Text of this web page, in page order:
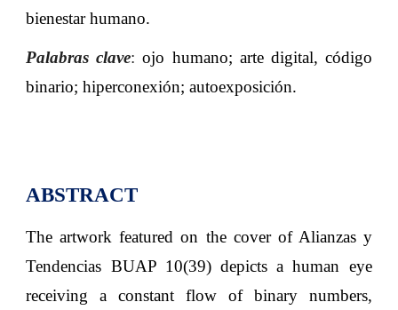
bienestar humano.
Palabras clave: ojo humano; arte digital, código
binario; hiperconexión; autoexposición.
ABSTRACT
The artwork featured on the cover of Alianzas y
Tendencias BUAP 10(39) depicts a human eye
receiving a constant flow of binary numbers,